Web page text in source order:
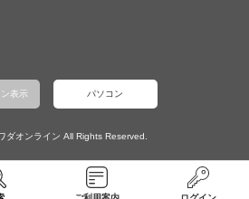
表示 パソコン
ダオンライン All Rights Reserved.